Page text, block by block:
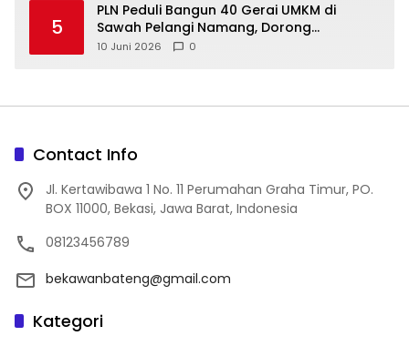
5
‎PLN Peduli Bangun 40 Gerai UMKM di
Sawah Pelangi Namang, Dorong
10 Juni 2026 0
Contact Info
Jl. Kertawibawa 1 No. 11 Perumahan Graha Timur, PO.
BOX 11000, Bekasi, Jawa Barat, Indonesia
08123456789
bekawanbateng@gmail.com
Kategori